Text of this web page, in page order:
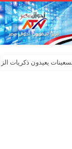
يعيدون ذكريات